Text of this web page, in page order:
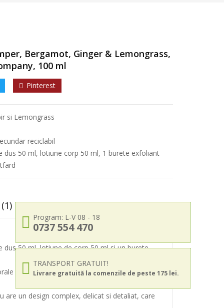
Bergamot, Ginger & Lemongrass,
100 ml
Pinterest
si Lemongrass
reciclabil
dus 50 ml, lotiune corp 50 ml, 1 burete exfoliant
Program: L-V 08 - 18
0737 554 470
TRANSPORT GRATUIT!
Livrare gratuită la comenzile de peste 175 lei.
50 ml, lotiune de corp 50 ml si un burete
de trandafir, ylang-ylang si iasomie, cu o
are un design complex, delicat si detaliat, care